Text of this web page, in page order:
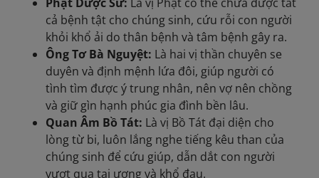
cả bệnh tật cho chúng sinh, cứu rỗi con người
khỏi khổ ải do thân bệnh và tâm bệnh gây ra.
Ông Tơ Bà Nguyệt: Là hai vị thần chuyên se
duyên và định mệnh lứa đôi, giúp người có
tình tìm được ý trung nhân, nên vợ nên chồng
và giữ gìn hạnh phúc gia đình bền lâu.
Quan Âm Bồ Tát: Là vị Bồ Tát đại diện cho
lòng từ bi, luôn lắng nghe tiếng kêu than của
chúng sinh để cứu giúp, dẫn dắt con người
vượt qua tai ương và khổ đau.